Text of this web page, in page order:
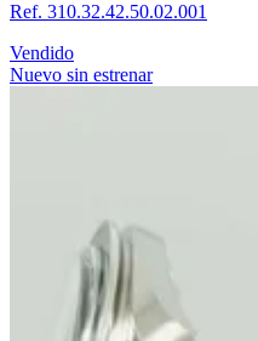
Ref. 310.32.42.50.02.001
Vendido
Nuevo sin estrenar